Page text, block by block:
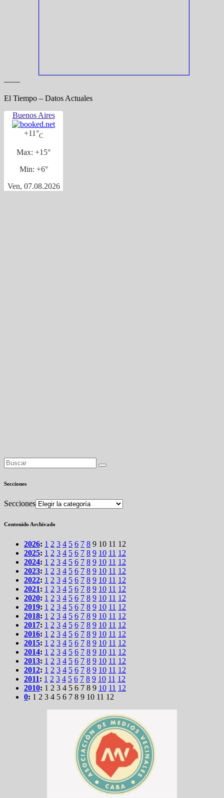
——
El Tiempo – Datos Actuales
Buenos Aires
+11°C
Max: +15°
Min: +6°
Ven, 07.08.2026
Secciones
Secciones
Contenido Archivado
2026: 1 2 3 4 5 6 7 8 9 10 11 12
2025: 1 2 3 4 5 6 7 8 9 10 11 12
2024: 1 2 3 4 5 6 7 8 9 10 11 12
2023: 1 2 3 4 5 6 7 8 9 10 11 12
2022: 1 2 3 4 5 6 7 8 9 10 11 12
2021: 1 2 3 4 5 6 7 8 9 10 11 12
2020: 1 2 3 4 5 6 7 8 9 10 11 12
2019: 1 2 3 4 5 6 7 8 9 10 11 12
2018: 1 2 3 4 5 6 7 8 9 10 11 12
2017: 1 2 3 4 5 6 7 8 9 10 11 12
2016: 1 2 3 4 5 6 7 8 9 10 11 12
2015: 1 2 3 4 5 6 7 8 9 10 11 12
2014: 1 2 3 4 5 6 7 8 9 10 11 12
2013: 1 2 3 4 5 6 7 8 9 10 11 12
2012: 1 2 3 4 5 6 7 8 9 10 11 12
2011: 1 2 3 4 5 6 7 8 9 10 11 12
2010: 1 2 3 4 5 6 7 8 9 10 11 12
0: 1 2 3 4 5 6 7 8 9 10 11 12